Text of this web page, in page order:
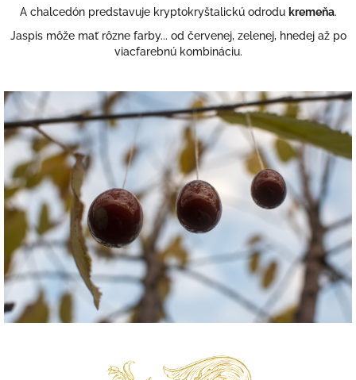
A chalcedón predstavuje kryptokryštalickú odrodu kremeňa.
Jaspis môže mať rôzne farby... od červenej, zelenej, hnedej až po
viacfarebnú kombináciu.